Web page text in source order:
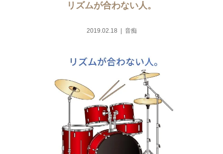
リズムが合わない人。
2019.02.18 音痴